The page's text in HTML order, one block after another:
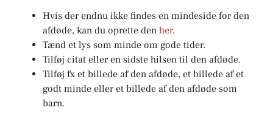
Hvis der endnu ikke findes en mindeside for den
afdøde, kan du oprette den her.
Tænd et lys som minde om gode tider.
Tilføj citat eller en sidste hilsen til den afdøde.
Tilføj fx et billede af den afdøde, et billede af et
godt minde eller et billede af den afdøde som
barn.